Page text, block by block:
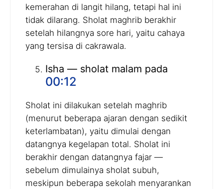
kemerahan di langit hilang, tetapi hal ini
tidak dilarang. Sholat maghrib berakhir
setelah hilangnya sore hari, yaitu cahaya
yang tersisa di cakrawala.
Isha — sholat malam pada
00:12
Sholat ini dilakukan setelah maghrib
(menurut beberapa ajaran dengan sedikit
keterlambatan), yaitu dimulai dengan
datangnya kegelapan total. Sholat ini
berakhir dengan datangnya fajar —
sebelum dimulainya sholat subuh,
meskipun beberapa sekolah menyarankan